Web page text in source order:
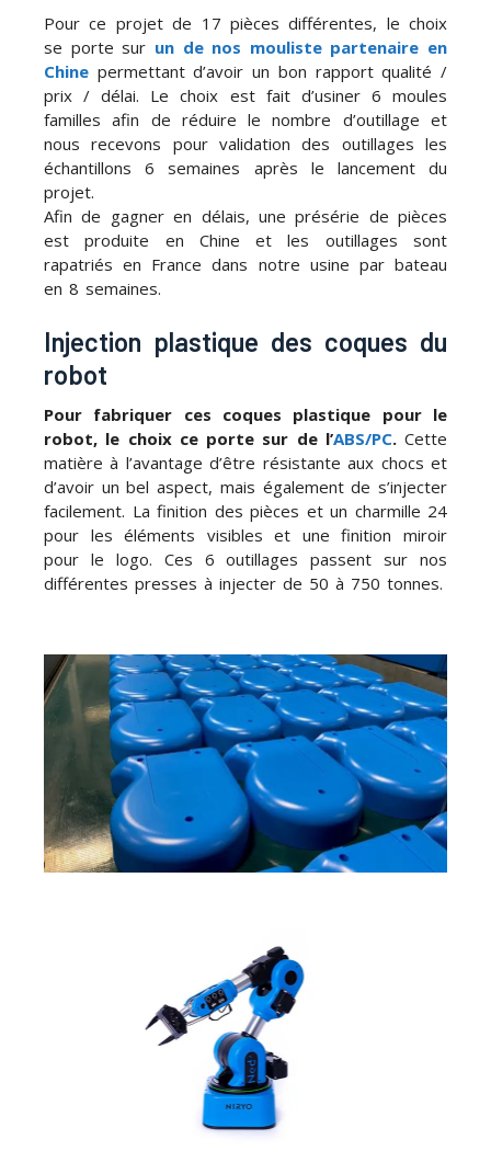
Pour ce projet de 17 pièces différentes, le choix
se porte sur un de nos mouliste partenaire en
Chine permettant d’avoir un bon rapport qualité /
prix / délai. Le choix est fait d’usiner 6 moules
familles afin de réduire le nombre d’outillage et
nous recevons pour validation des outillages les
échantillons 6 semaines après le lancement du
projet.
Afin de gagner en délais, une présérie de pièces
est produite en Chine et les outillages sont
rapatriés en France dans notre usine par bateau
en 8 semaines.
Injection plastique des coques du
robot
Pour fabriquer ces coques plastique pour le
robot, le choix ce porte sur de l’ABS/PC.Cette
matière à l’avantage d’être résistante aux chocs et
d’avoir un bel aspect, mais également de s’injecter
facilement. La finition des pièces et un charmille 24
pour les éléments visibles et une finition miroir
pour le logo. Ces 6 outillages passent sur nos
différentes presses à injecter de 50 à 750 tonnes.